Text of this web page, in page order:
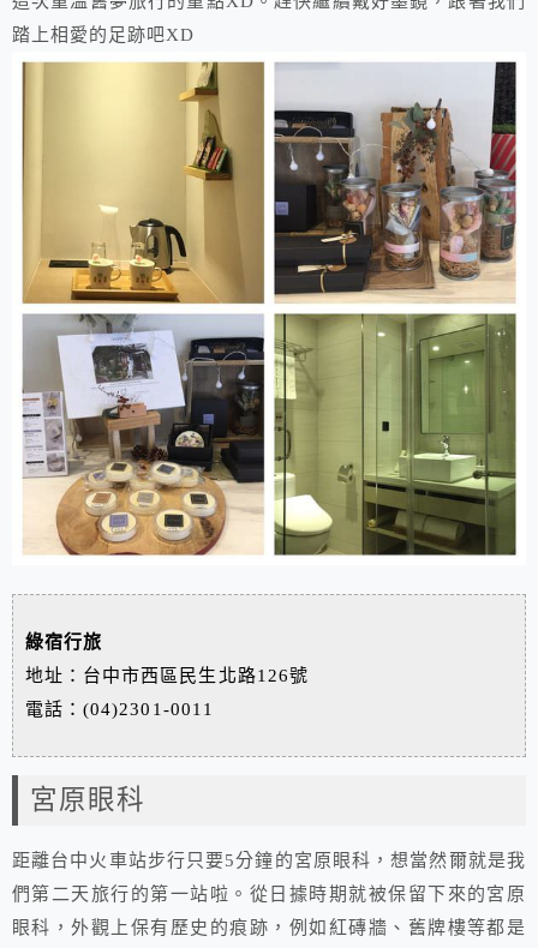
踏上相愛的足跡吧XD
綠宿行旅
地址：台中市西區民生北路126號
電話：(04)2301-0011
宮原眼科
距離台中火車站步行只要5分鐘的宮原眼科，想當然爾就是我
們第二天旅行的第一站啦。從日據時期就被保留下來的宮原
眼科，外觀上保有歷史的痕跡，例如紅磚牆、舊牌樓等都是